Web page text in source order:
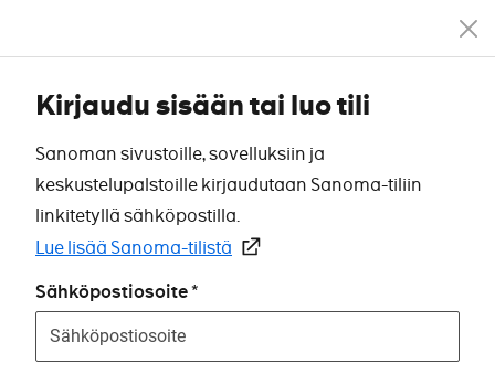
Kirjaudu sisään tai luo tili
Sanoman sivustoille, sovelluksiin ja
keskustelupalstoille kirjaudutaan Sanoma-tiliin
linkitetyllä sähköpostilla.
Lue lisää Sanoma-tilistä
Sähköpostiosoite